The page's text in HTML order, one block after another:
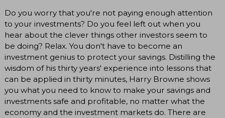
Do you worry that you're not paying enough attention
to your investments? Do you feel left out when you
hear about the clever things other investors seem to
be doing? Relax. You don't have to become an
investment genius to protect your savings. Distilling the
wisdom of his thirty years' experience into lessons that
can be applied in thirty minutes, Harry Browne shows
you what you need to know to make your savings and
investments safe and profitable, no matter what the
economy and the investment markets do. There are